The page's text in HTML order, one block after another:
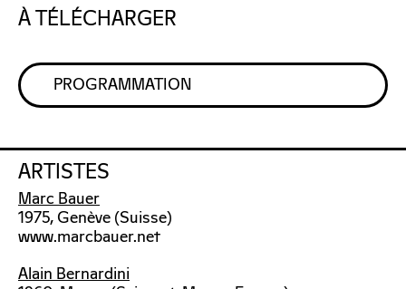
À TÉLÉCHARGER
PROGRAMMATION
ARTISTES
Marc Bauer
1975, Genève (Suisse)
www.marcbauer.net
Alain Bernardini